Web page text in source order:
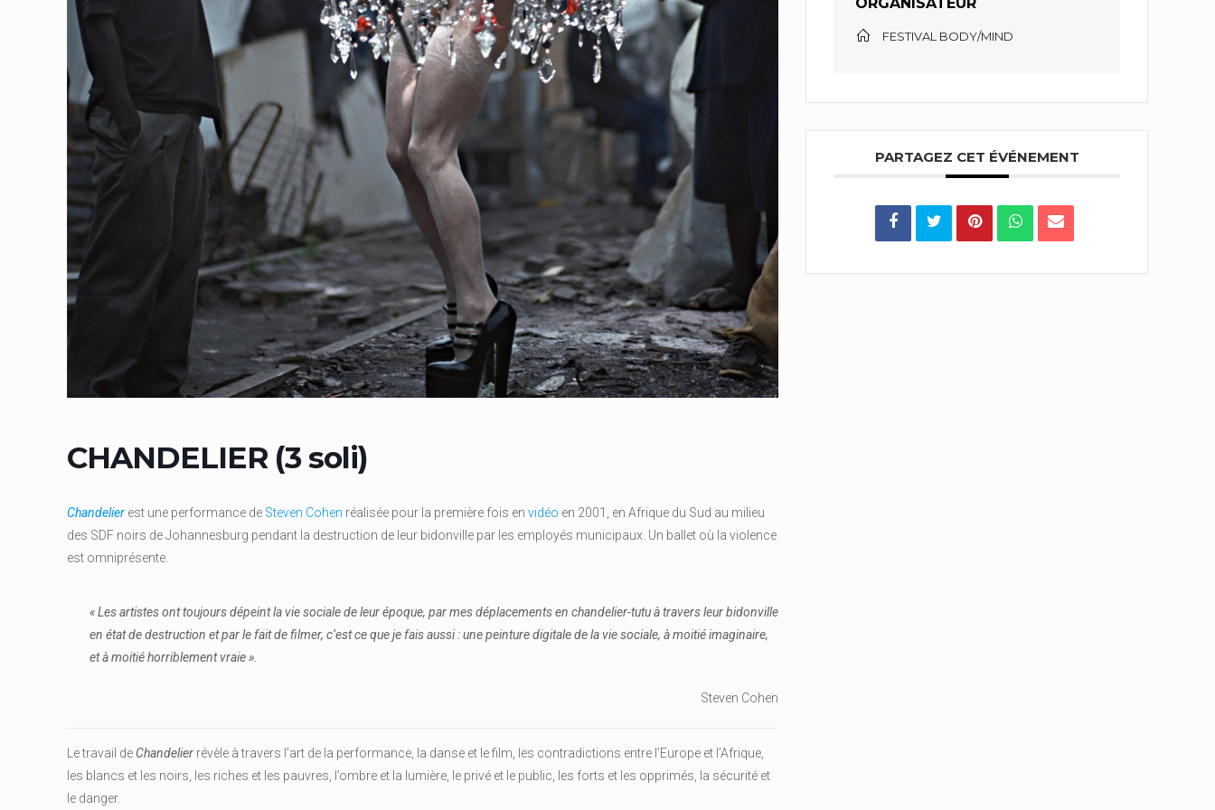
CHANDELIER (3 soli)
Chandelier est une performance de Steven Cohen réalisée pour la première fois en vidéo en 2001, en Afrique du Sud au milieu
des SDF noirs de Johannesburg pendant la destruction de leur bidonville par les employés municipaux. Un ballet où la violence
est omniprésente.
« Les artistes ont toujours dépeint la vie sociale de leur époque, par mes déplacements en chandelier-tutu à travers leur bidonville
en état de destruction et par le fait de filmer, c’est ce que je fais aussi : une peinture digitale de la vie sociale, à moitié imaginaire,
et à moitié horriblement vraie ».
Steven Cohen
Le travail de Chandelier révèle à travers l’art de la performance, la danse et le film, les contradictions entre l’Europe et l’Afrique,
les blancs et les noirs, les riches et les pauvres, l’ombre et la lumière, le privé et le public, les forts et les opprimés, la sécurité et
le danger.
FESTIVAL BODY/MIND
PARTAGEZ CET ÉVÉNEMENT